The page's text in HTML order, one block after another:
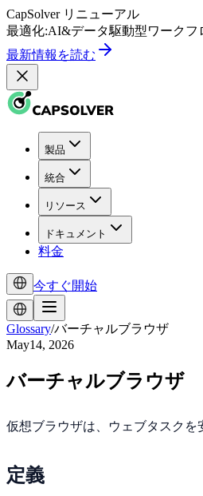
CapSolver リニューアル
最適化:AI&データ駆動型ワークフ
最新情報を読む
製品
統合
リソース
ドキュメント
料金
今すぐ開始
Glossary/バーチャルブラウザ
May14, 2026
バーチャルブラウザ
仮想ブラウザは、ウェブタスクを
定義